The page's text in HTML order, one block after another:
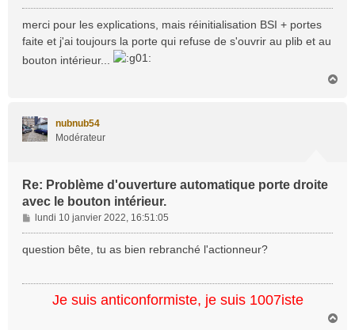
e
s
s
g
merci pour les explications, mais réinitialisation BSI + portes
faite et j'ai toujours la porte qui refuse de s'ouvrir au plib et au
bouton intérieur...
nubnub54
Modérateur
Re: Problème d'ouverture automatique porte droite
avec le bouton intérieur.
M
e
s
lundi 10 janvier 2022, 16:51:05
question bête, tu as bien rebranché l'actionneur?
Je suis anticonformiste, je suis 1007iste